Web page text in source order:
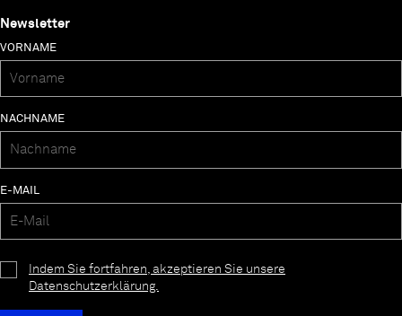
Newsletter
VORNAME
NACHNAME
E-MAIL
Indem Sie fortfahren, akzeptieren Sie unsere
Datenschutzerklärung.